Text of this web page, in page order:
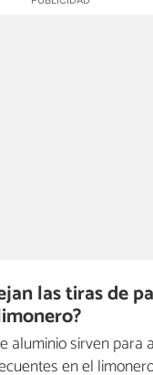
las tiras de
aluminio sirven para
en el